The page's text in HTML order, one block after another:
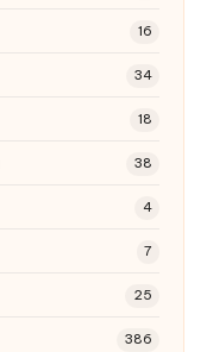
16
34
18
38
4
7
25
386